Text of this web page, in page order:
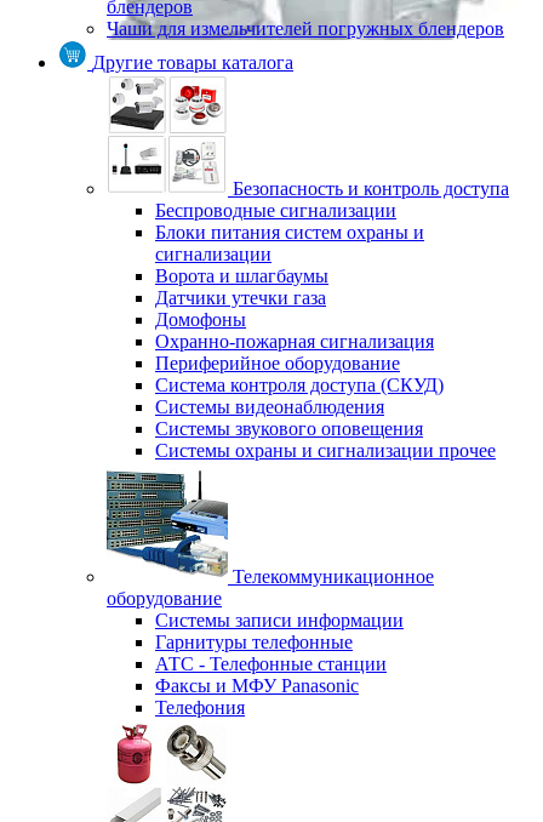
блендеров
Чаши для измельчителей погружных блендеров
Другие товары каталога
Безопасность и контроль доступа
Беспроводные сигнализации
Блоки питания систем охраны и
сигнализации
Ворота и шлагбаумы
Датчики утечки газа
Домофоны
Охранно-пожарная сигнализация
Периферийное оборудование
Система контроля доступа (СКУД)
Системы видеонаблюдения
Системы звукового оповещения
Системы охраны и сигнализации прочее
Телекоммуникационное
оборудование
Системы записи информации
Гарнитуры телефонные
АТС - Телефонные станции
Факсы и МФУ Panasonic
Телефония